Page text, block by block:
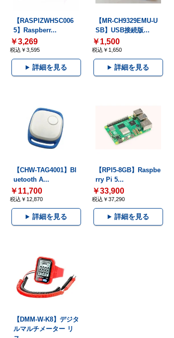
【RASPIZWHSC006
5】Raspberr...
￥3,269
税込￥3,595
詳細を見る
【MR-CH9329EMU-U
SB】USB接続版...
￥1,500
税込￥1,650
詳細を見る
【CHW-TAG4001】Bl
uetooth A...
￥11,700
税込￥12,870
詳細を見る
【RPI5-8GB】Raspbe
rry Pi 5...
￥33,900
税込￥37,290
詳細を見る
【DMM-W-K8】デジタ
ルマルチメーター リ